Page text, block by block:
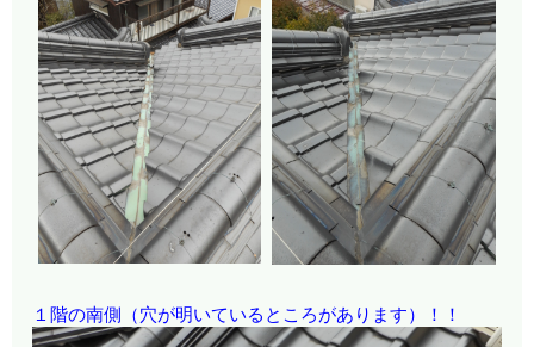
１階の南側（穴が明いているところがあります）！！